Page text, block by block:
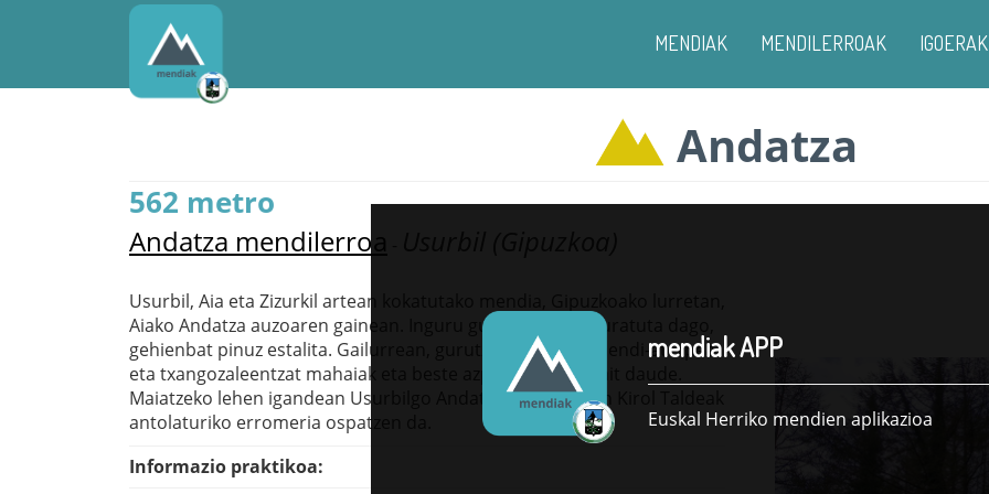
MENDIAK MENDILERROAK IGOERAK
mendiak APP
Euskal Herriko mendien aplikazioa
Andatza
562 metro
Andatza mendilerroa
Usurbil, Aia eta Zizurkil artean kokatutako mendia, Gipuzkoako lurretan,
Aiako Andatza auzoaren gainean. Inguru guztia basoz inguratuta dago,
gehienbat pinuz estalita. Gailurrean, gurutze handi bat, mendi-aterpea
eta txangozaleentzat mahaiak eta beste azpiegitura zenbait daude.
Maiatzeko lehen igandean Usurbilgo Andatza Mendizaleen Kirol Taldeak
antolaturiko erromeria ospatzen da.
Informazio praktikoa: